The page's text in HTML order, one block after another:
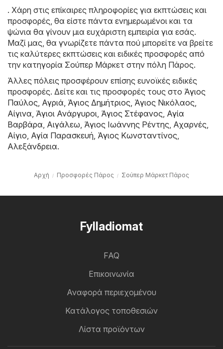
. Χάρη στις επίκαιρες πληροφορίες για εκπτώσεις και
προσφορές, θα είστε πάντα ενημερωμένοι και τα
ψώνια θα γίνουν μια ευχάριστη εμπειρία για εσάς.
Μαζί μας, θα γνωρίζετε πάντα πού μπορείτε να βρείτε
τις καλύτερες εκπτώσεις και ειδικές προσφορές από
την κατηγορία Σούπερ Μάρκετ στην πόλη Πάρος.
Άλλες πόλεις προσφέρουν επίσης ευνοϊκές ειδικές
προσφορές. Δείτε και τις προσφορές τους στο Άγιος
Παύλος, Αγριά, Άγιος Δημήτριος, Άγιος Νικόλαος,
Αίγινα, Άγιοι Ανάργυροι, Άγιος Στέφανος, Αγία
Βαρβάρα, Αιγάλεω, Άγιος Ιωάννης Ρέντης, Αχαρνές,
Αίγιο, Αγία Παρασκευή, Άγιος Κωνσταντίνος,
Αλεξάνδρεια.
Αρχή Προσφορές Πάρος Σούπερ Μάρκετ Πάρος
Fylladiomat
FAQ
Επικοινωνία
Αναφορά περιεχομένου
Κατάλογος τοποθεσιών
Λίστα προϊόντων